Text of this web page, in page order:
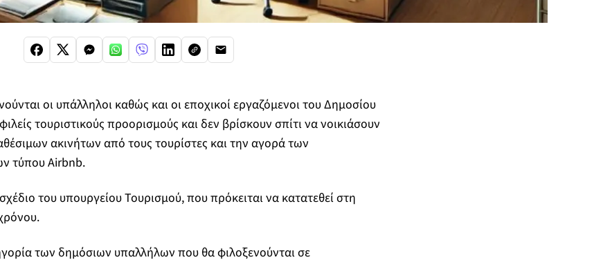
οι υπάλληλοι καθώς και οι εποχικοί εργαζόμενοι του Δημοσίου
τουριστικούς προορισμούς και δεν βρίσκουν σπίτι να νοικιάσουν
ακινήτων από τους τουρίστες και την αγορά των
τύπου Airbnb.
του υπουργείου Τουρισμού, που πρόκειται να κατατεθεί στη
των δημόσιων υπαλλήλων που θα φιλοξενούνται σε